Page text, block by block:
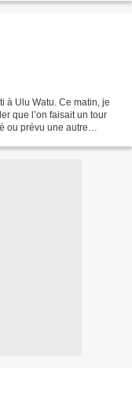
à Ulu Watu. Ce matin, je
que l’on faisait un tour
ou prévu une autre